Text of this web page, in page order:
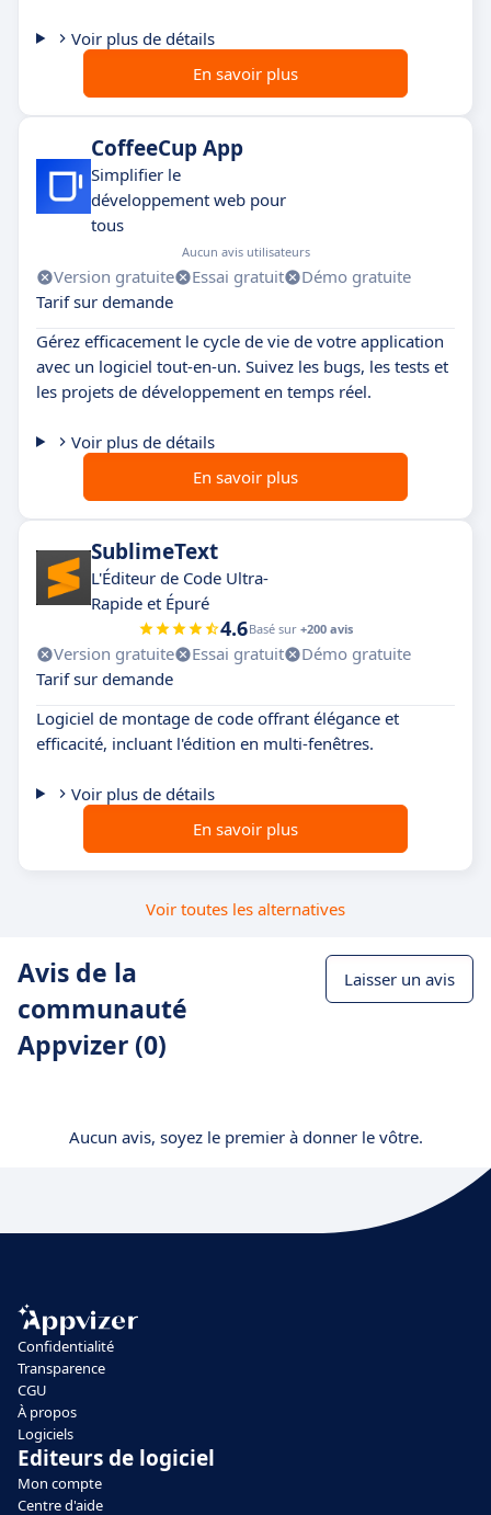
Voir plus de détails
En savoir plus
CoffeeCup App
Simplifier le
développement web pour
tous
Aucun avis utilisateurs
Version gratuite Essai gratuit
Démo gratuite
Tarif sur demande
Gérez efficacement le cycle de vie de votre application
avec un logiciel tout-en-un. Suivez les bugs, les tests et
les projets de développement en temps réel.
Voir plus de détails
En savoir plus
SublimeText
L'Éditeur de Code Ultra-
Rapide et Épuré
4.6Basé sur +200 avis
Version gratuite Essai gratuit
Démo gratuite
Tarif sur demande
Logiciel de montage de code offrant élégance et
efficacité, incluant l'édition en multi-fenêtres.
Voir plus de détails
En savoir plus
Voir toutes les alternatives
Avis de la
communauté
Appvizer (0)
Laisser un avis
Aucun avis, soyez le premier à donner le vôtre.
Confidentialité
Transparence
CGU
À propos
Logiciels
Editeurs de logiciel
Mon compte
Centre d'aide